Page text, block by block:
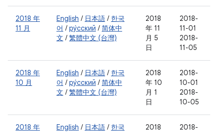
2018 年
11 月
English / 日本語 / 한국
어 /ру́сский /简体中
文 /繁體中文 (台灣)
2018
年 11
月 5
日
2018-
11-01
2018-
11-05
2018 年
10 月
English / 日本語 / 한국
어 /ру́сский /简体中
文 /繁體中文 (台灣)
2018
年 10
月 1
日
2018-
10-01
2018-
10-05
2018 年
English / 日本語 / 한국
2018
2018-